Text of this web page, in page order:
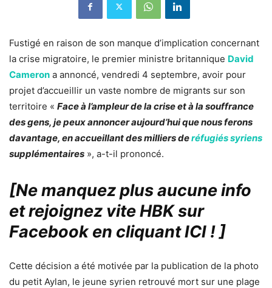
Fustigé en raison de son manque d’implication concernant
la crise migratoire, le premier ministre britannique David
Cameron a annoncé, vendredi 4 septembre, avoir pour
projet d’accueillir un vaste nombre de migrants sur son
territoire « Face à l’ampleur de la crise et à la souffrance
des gens, je peux annoncer aujourd’hui que nous ferons
davantage, en accueillant des milliers deréfugiés syriens
supplémentaires », a-t-il prononcé.
[Ne manquez plus aucune info
et rejoignez vite HBK sur
Facebook en cliquant ICI !]
Cette décision a été motivée par la publication de la photo
du petit Aylan, le jeune syrien retrouvé mort sur une plage